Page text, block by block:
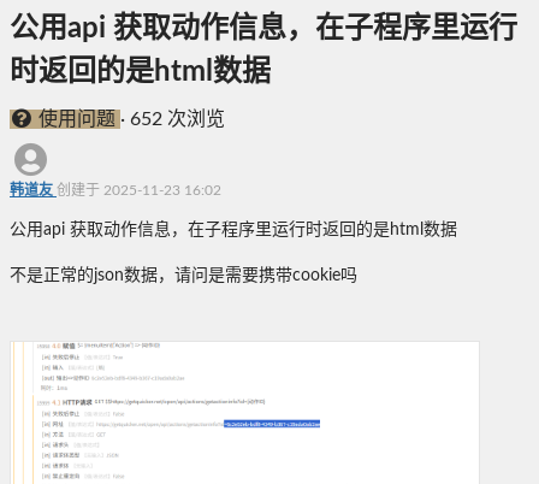
公用api 获取动作信息，在子程序里运行
时返回的是html数据
使用问题 · 652 次浏览
韩道友 创建于 2025-11-23 16:02
公用api 获取动作信息，在子程序里运行时返回的是html数据
不是正常的json数据，请问是需要携带cookie吗